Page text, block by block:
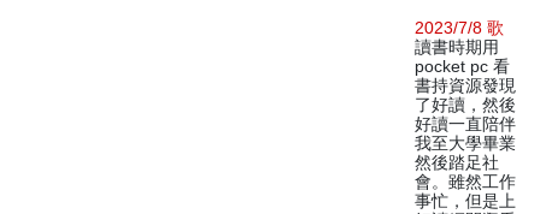
2023/7/8 歌
讀書時期用
pocket pc 看
書持資源發現
了好讀，然後
好讀一直陪伴
我至大學畢業
然後踏足社
會。雖然工作
事忙，但是上